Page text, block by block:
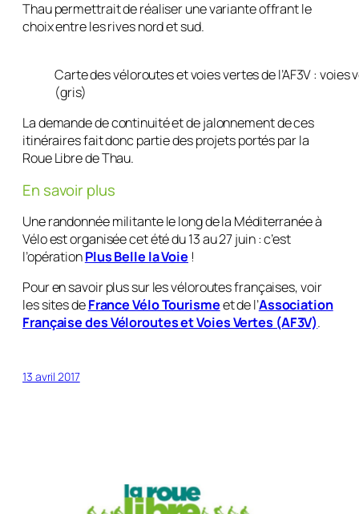
Thau permettrait de réaliser une variante offrant le
choix entre les rives nord et sud.
Carte des véloroutes et voies vertes de l’AF3V :
(gris)
La demande de continuité et de jalonnement de ces
itinéraires fait donc partie des projets portés par la
Roue Libre de Thau.
En savoir plus
Une randonnée militante le long de la Méditerranée à
Vélo est organisée cet été du 13 au 27 juin : c’est
l’opérationPlus Belle la Voie !
Pour en savoir plus sur les véloroutes françaises, voir
les sites deFrance Vélo Tourismeet de l’Association
Française des Véloroutes et Voies Vertes (AF3V).
13 avril 2017